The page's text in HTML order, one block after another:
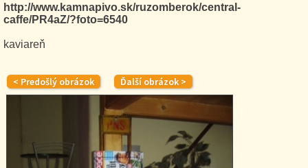
http://www.kamnapivo.sk/ruzomberok/central-
caffe/PR4aZ/?foto=6540
kaviareň